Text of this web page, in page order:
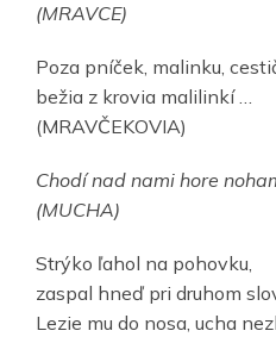
(MRAVCE)
Poza pníček, malinku,
bežia z krovia malilinkí …
(MRAVČEKOVIA)
Chodí nad nami hore
(MUCHA)
Strýko ľahol na pohovku,
zaspal hneď pri druhom
Lezie mu do nosa, ucha